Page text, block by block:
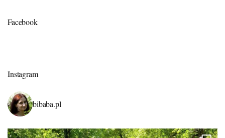
Facebook
Instagram
bibaba.pl